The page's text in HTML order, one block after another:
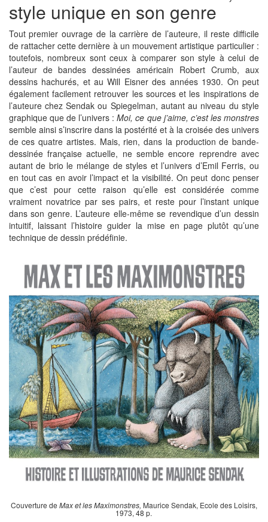
style unique en son genre
Tout premier ouvrage de la carrière de l’auteure, il reste difficile
de rattacher cette dernière à un mouvement artistique particulier :
toutefois, nombreux sont ceux à comparer son style à celui de
l’auteur de bandes dessinées américain Robert Crumb, aux
dessins hachurés, et au Will Eisner des années 1930. On peut
également facilement retrouver les sources et les inspirations de
l’auteure chez Sendak ou Spiegelman, autant au niveau du style
graphique que de l’univers :Moi, ce que j’aime, c’est les monstres
semble ainsi s’inscrire dans la postérité et à la croisée des univers
de ces quatre artistes. Mais, rien, dans la production de bande-
dessinée française actuelle, ne semble encore reprendre avec
autant de brio le mélange de styles et l’univers d’Emil Ferris, ou
en tout cas en avoir l’impact et la visibilité. On peut donc penser
que c’est pour cette raison qu’elle est considérée comme
vraiment novatrice par ses pairs, et reste pour l’instant unique
dans son genre. L’auteure elle-même se revendique d’un dessin
intuitif, laissant l’histoire guider la mise en page plutôt qu’une
technique de dessin prédéfinie.
Couverture de Max et les Maximonstres, Maurice Sendak, Ecole des Loisirs,
1973, 48 p.